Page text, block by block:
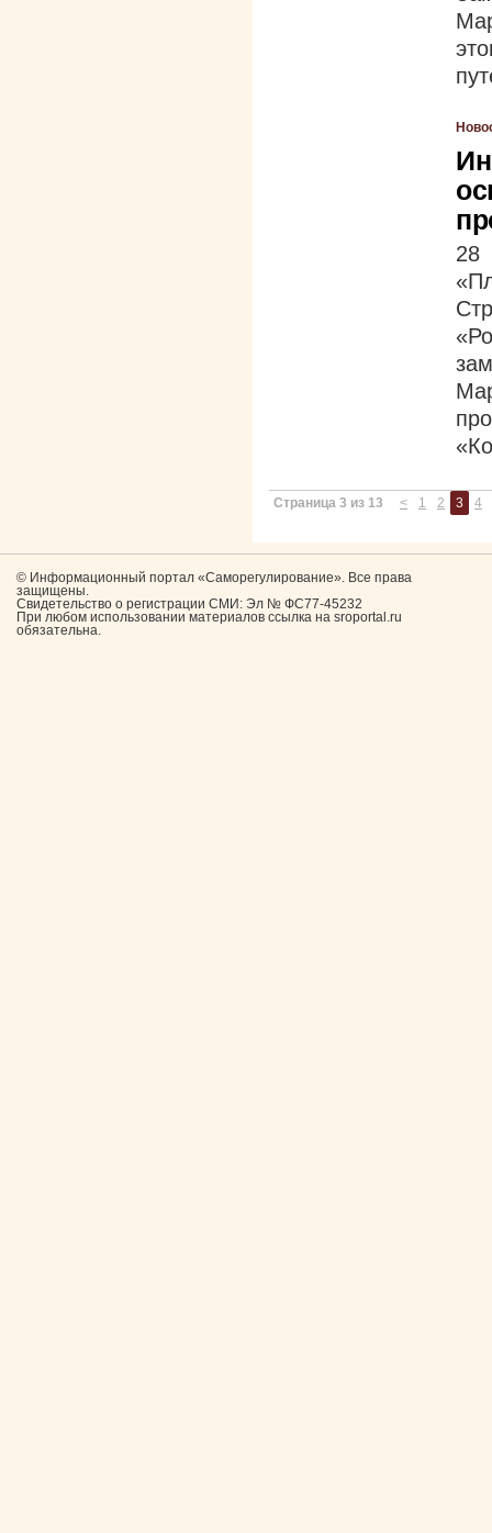
28
Страница 3 из 13 < 1 2 3 4
© Информационный портал «Саморегулирование». Все права
защищены.
Свидетельство о регистрации СМИ: Эл № ФС77-45232
При любом использовании материалов ссылка на sroportal.ru
обязательна.